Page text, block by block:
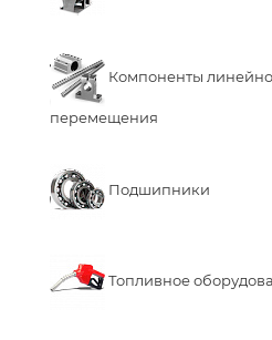
Компоненты
перемещения
Подшипники
Топливное